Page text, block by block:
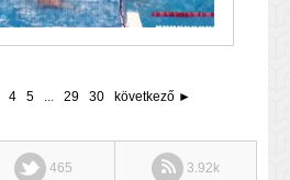
4 5 ... 29 30 következő ►
465 3.92k